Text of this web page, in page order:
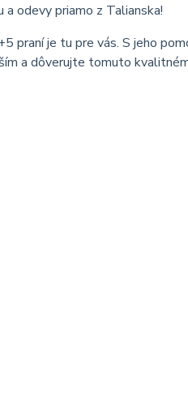
odevy priamo z Talianska!
praní je tu pre vás. S jeho
a dôverujte tomuto